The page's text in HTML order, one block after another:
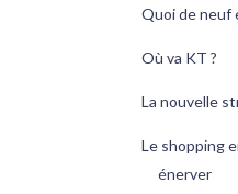
Quoi de neuf
Où va KT ?
La nouvelle
Le shopping
énerver